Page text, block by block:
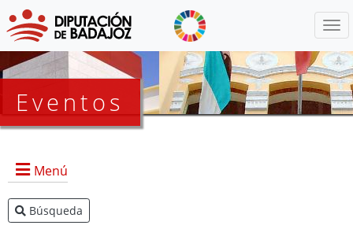
Eventos
Menú
Agenda Presidencia
Búsqueda